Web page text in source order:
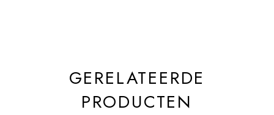
GERELATEERDE
PRODUCTEN